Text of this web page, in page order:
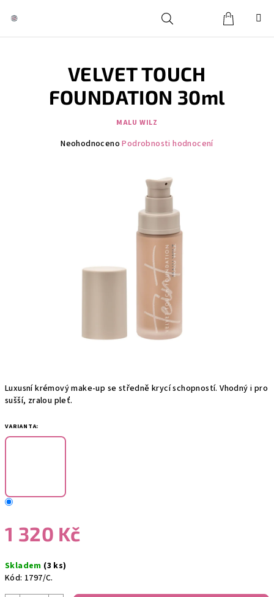
HledatPřihlášeníKošík
Luxusní krémový make-up se středně krycí schopností. Vhodný i pro
sušší, zralou pleť.
VARIANTA:
1 320 Kč
cena:
Skladem (3 ks)
Kód: 1797/C.
VELVET TOUCH
FOUNDATION 30ml
MALU WILZ
Průměrné
Neohodnoceno Podrobnosti hodnocení